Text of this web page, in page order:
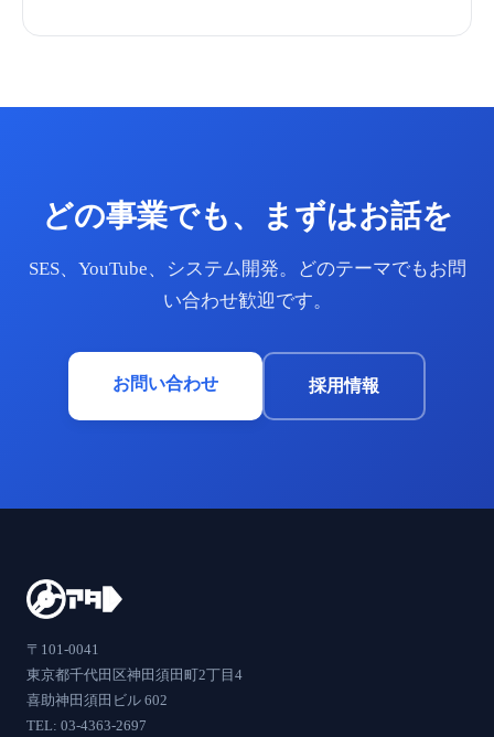
どの事業でも、まずはお話を
SES、YouTube、システム開発。どのテーマでもお問
い合わせ歓迎です。
お問い合わせ 採用情報
〒101-0041
東京都千代田区神田須田町2丁目4
喜助神田須田ビル 602
TEL: 03-4363-2697